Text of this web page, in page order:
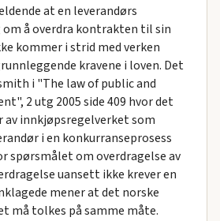
at en leverandørs
å overdra kontrakten til sin
kommer i strid med verken
kravene i loven. Det
i "The law of public and
2 utg 2005 side 409 hvor det
av innkjøpsregelverket som
i en konkurranseprosess
spørsmålet om overdragelse av
uansett ikke krever en
mener at det norske
må tolkes på samme måte.